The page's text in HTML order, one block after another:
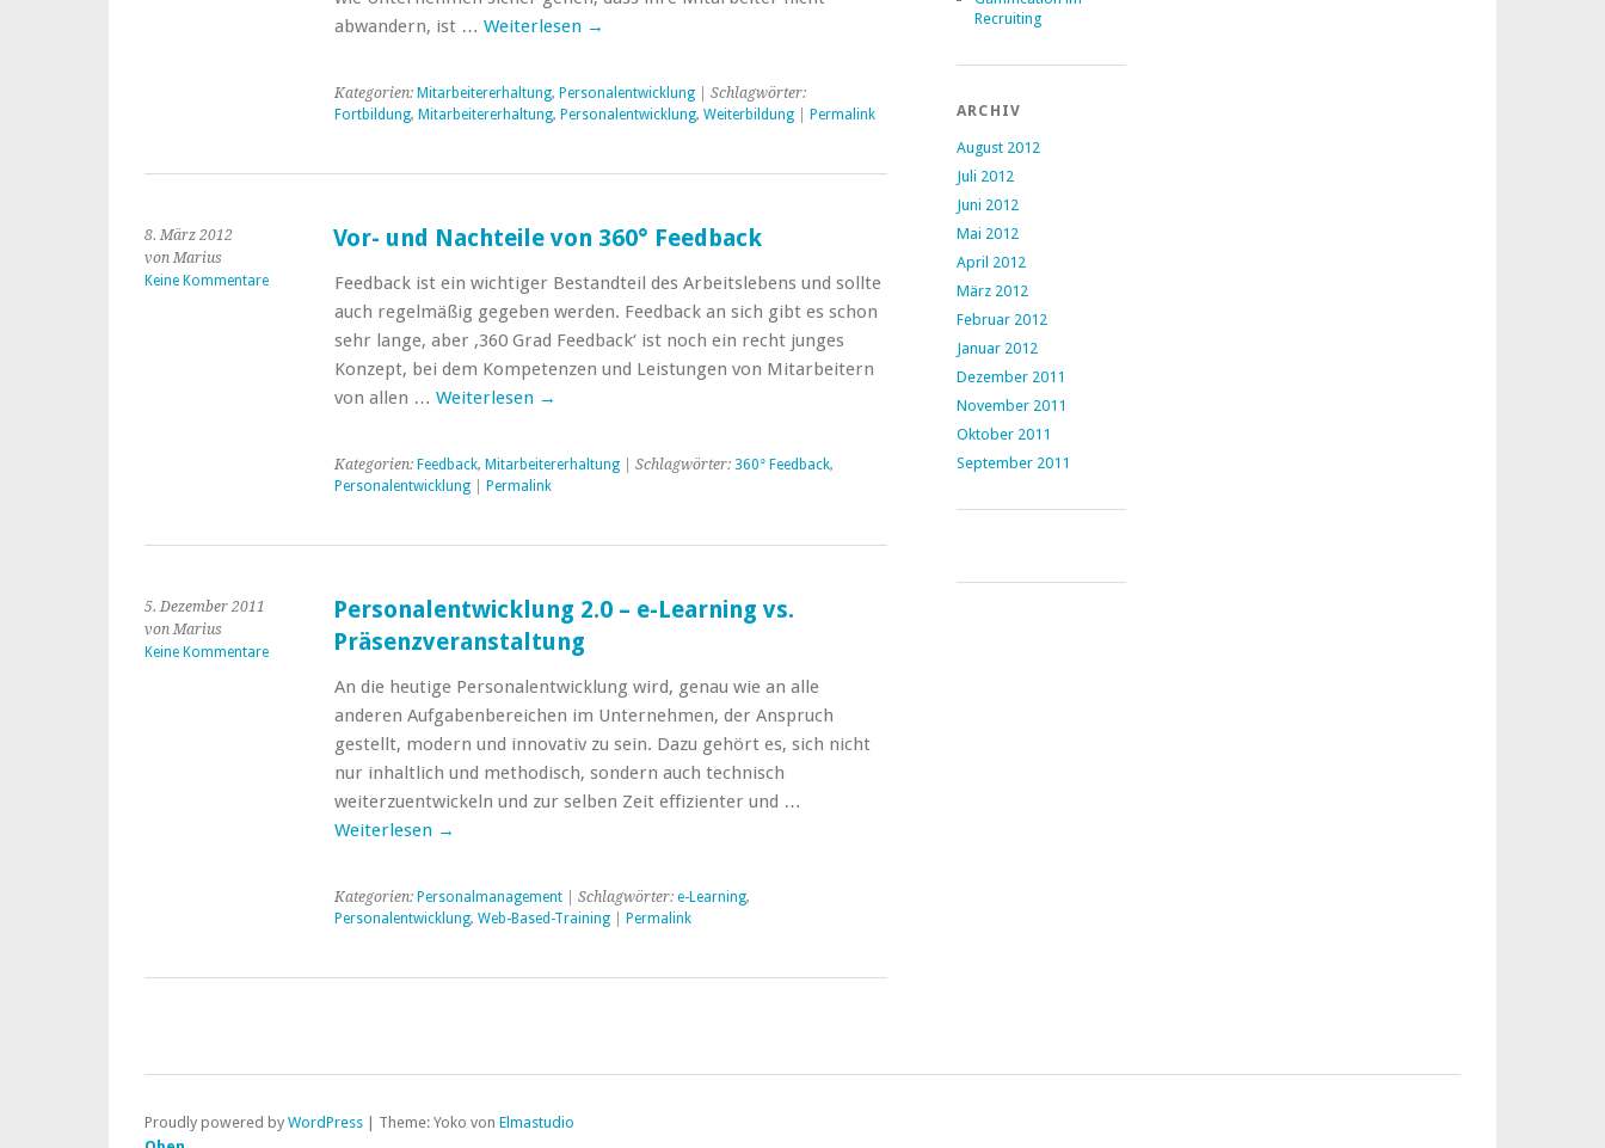
abwandern, ist … Weiterlesen →
Kategorien: Mitarbeitererhaltung, Personalentwicklung| Schlagwörter:
Fortbildung, Mitarbeitererhaltung, Personalentwicklung, Weiterbildung| Permalink
8. März 2012
von Marius
Keine Kommentare
Vor- und Nachteile von 360° Feedback
Feedback ist ein wichtiger Bestandteil des Arbeitslebens und sollte
auch regelmäßig gegeben werden. Feedback an sich gibt es schon
sehr lange, aber ‚360 Grad Feedback‘ ist noch ein recht junges
Konzept, bei dem Kompetenzen und Leistungen von Mitarbeitern
von allen … Weiterlesen →
Kategorien: Feedback, Mitarbeitererhaltung| Schlagwörter: 360° Feedback,
Personalentwicklung| Permalink
5. Dezember 2011
von Marius
Keine Kommentare
Personalentwicklung 2.0 – e-Learning vs.
Präsenzveranstaltung
An die heutige Personalentwicklung wird, genau wie an alle
anderen Aufgabenbereichen im Unternehmen, der Anspruch
gestellt, modern und innovativ zu sein. Dazu gehört es, sich nicht
nur inhaltlich und methodisch, sondern auch technisch
weiterzuentwickeln und zur selben Zeit effizienter und …
Weiterlesen →
Kategorien: Personalmanagement| Schlagwörter: e-Learning,
Personalentwicklung, Web-Based-Training| Permalink
Recruiting
ARCHIV
August 2012
Juli 2012
Juni 2012
Mai 2012
April 2012
März 2012
Februar 2012
Januar 2012
Dezember 2011
November 2011
Oktober 2011
September 2011
Proudly powered by WordPress Theme: Yoko von Elmastudio